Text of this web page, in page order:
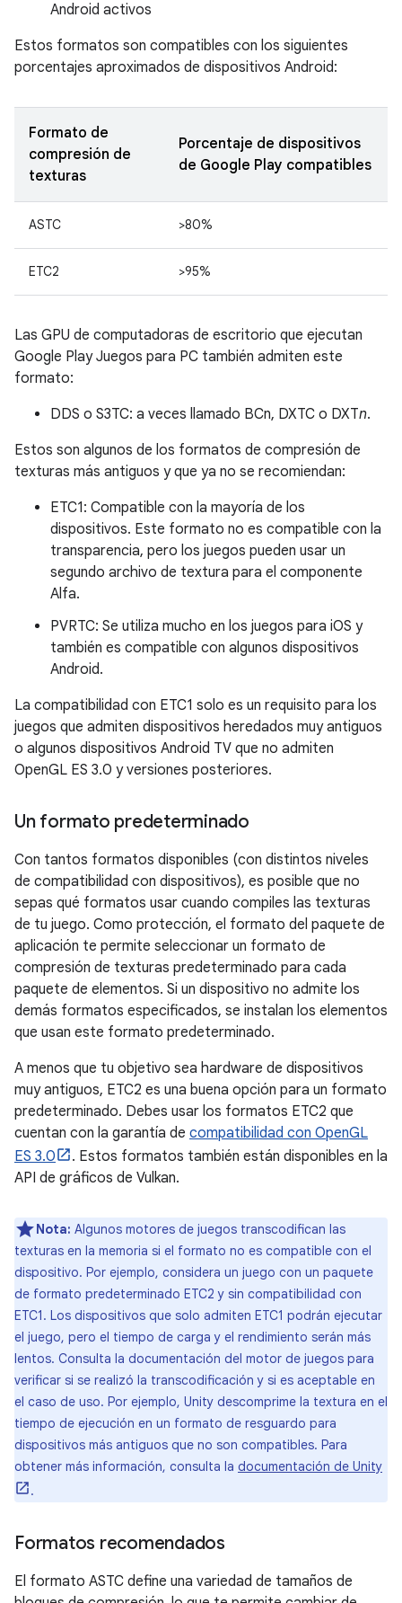
Android activos
Estos formatos son compatibles con los siguientes
porcentajes aproximados de dispositivos Android:
Formato de
compresión de
texturas
Porcentaje de dispositivos
de Google Play compatibles
ASTC >80%
ETC2 >95%
Las GPU de computadoras de escritorio que ejecutan
Google Play Juegos para PC también admiten este
formato:
DDS o S3TC: a veces llamado BCn, DXTC o DXTn.
Estos son algunos de los formatos de compresión de
texturas más antiguos y que ya no se recomiendan:
ETC1: Compatible con la mayoría de los
dispositivos. Este formato no es compatible con la
transparencia, pero los juegos pueden usar un
segundo archivo de textura para el componente
Alfa.
PVRTC: Se utiliza mucho en los juegos para iOS y
también es compatible con algunos dispositivos
Android.
La compatibilidad con ETC1 solo es un requisito para los
juegos que admiten dispositivos heredados muy antiguos
o algunos dispositivos Android TV que no admiten
OpenGL ES 3.0 y versiones posteriores.
Un formato predeterminado
Con tantos formatos disponibles (con distintos niveles
de compatibilidad con dispositivos), es posible que no
sepas qué formatos usar cuando compiles las texturas
de tu juego. Como protección, el formato del paquete de
aplicación te permite seleccionar un formato de
compresión de texturas predeterminado para cada
paquete de elementos. Si un dispositivo no admite los
demás formatos especificados, se instalan los elementos
que usan este formato predeterminado.
A menos que tu objetivo sea hardware de dispositivos
muy antiguos, ETC2 es una buena opción para un formato
predeterminado. Debes usar los formatos ETC2 que
cuentan con la garantía de compatibilidad con OpenGL
ES 3.0
. Estos formatos también están disponibles en la
API de gráficos de Vulkan.
Nota: Algunos motores de juegos transcodifican las
texturas en la memoria si el formato no es compatible con el
dispositivo. Por ejemplo, considera un juego con un paquete
de formato predeterminado ETC2 y sin compatibilidad con
ETC1. Los dispositivos que solo admiten ETC1 podrán ejecutar
el juego, pero el tiempo de carga y el rendimiento serán más
lentos. Consulta la documentación del motor de juegos para
verificar si se realizó la transcodificación y si es aceptable en
el caso de uso. Por ejemplo, Unity descomprime la textura en el
tiempo de ejecución en un formato de resguardo para
dispositivos más antiguos que no son compatibles. Para
obtener más información, consulta la documentación de Unity
.
Formatos recomendados
El formato ASTC define una variedad de tamaños de